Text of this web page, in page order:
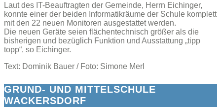
Laut des IT-Beauftragten der Gemeinde, Herrn Eichinger,
konnte einer der beiden Informatikräume der Schule komplett
mit den 22 neuen Monitoren ausgestattet werden.
Die neuen Geräte seien flächentechnisch größer als die
bisherigen und bezüglich Funktion und Ausstattung „tipp
topp“, so Eichinger.
Text: Dominik Bauer / Foto: Simone Merl
GRUND- UND MITTELSCHULE
WACKERSDORF